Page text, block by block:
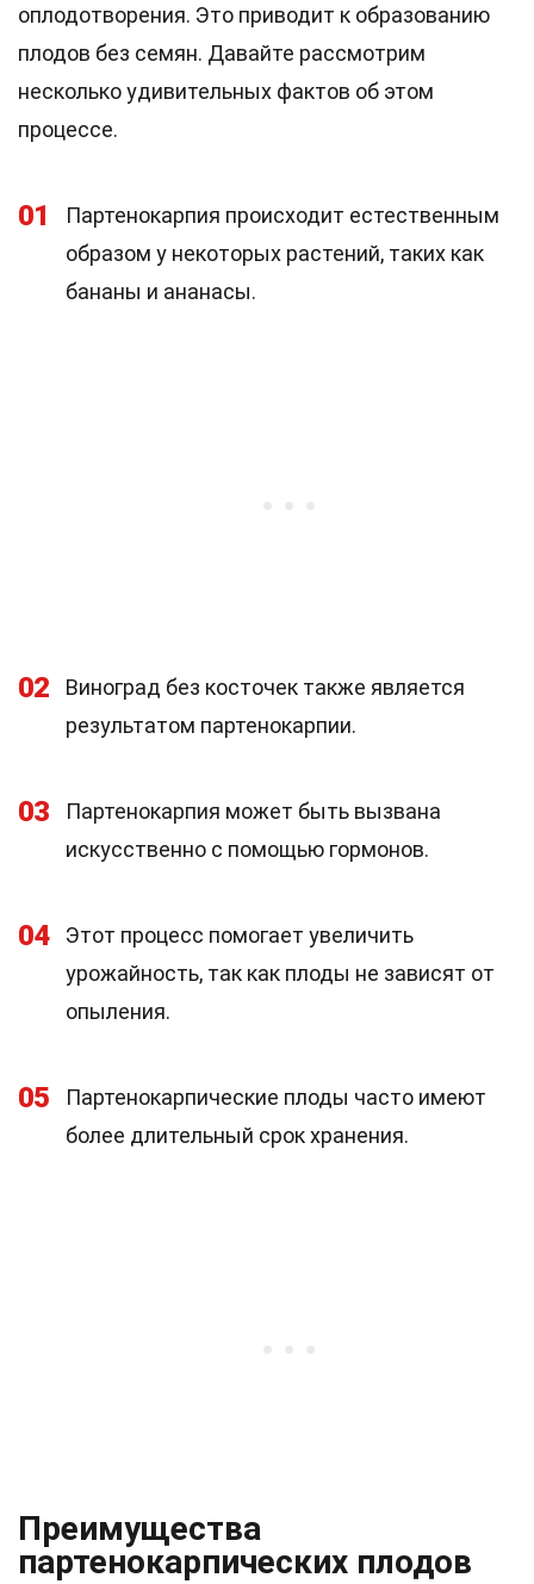
оплодотворения. Это приводит к образованию
плодов без семян. Давайте рассмотрим
несколько удивительных фактов об этом
процессе.
01
Партенокарпия происходит естественным
образом у некоторых растений, таких как
бананы и ананасы.
02
Виноград без косточек также является
результатом партенокарпии.
03
Партенокарпия может быть вызвана
искусственно с помощью гормонов.
04
Этот процесс помогает увеличить
урожайность, так как плоды не зависят от
опыления.
05
Партенокарпические плоды часто имеют
более длительный срок хранения.
Преимущества
партенокарпических плодов